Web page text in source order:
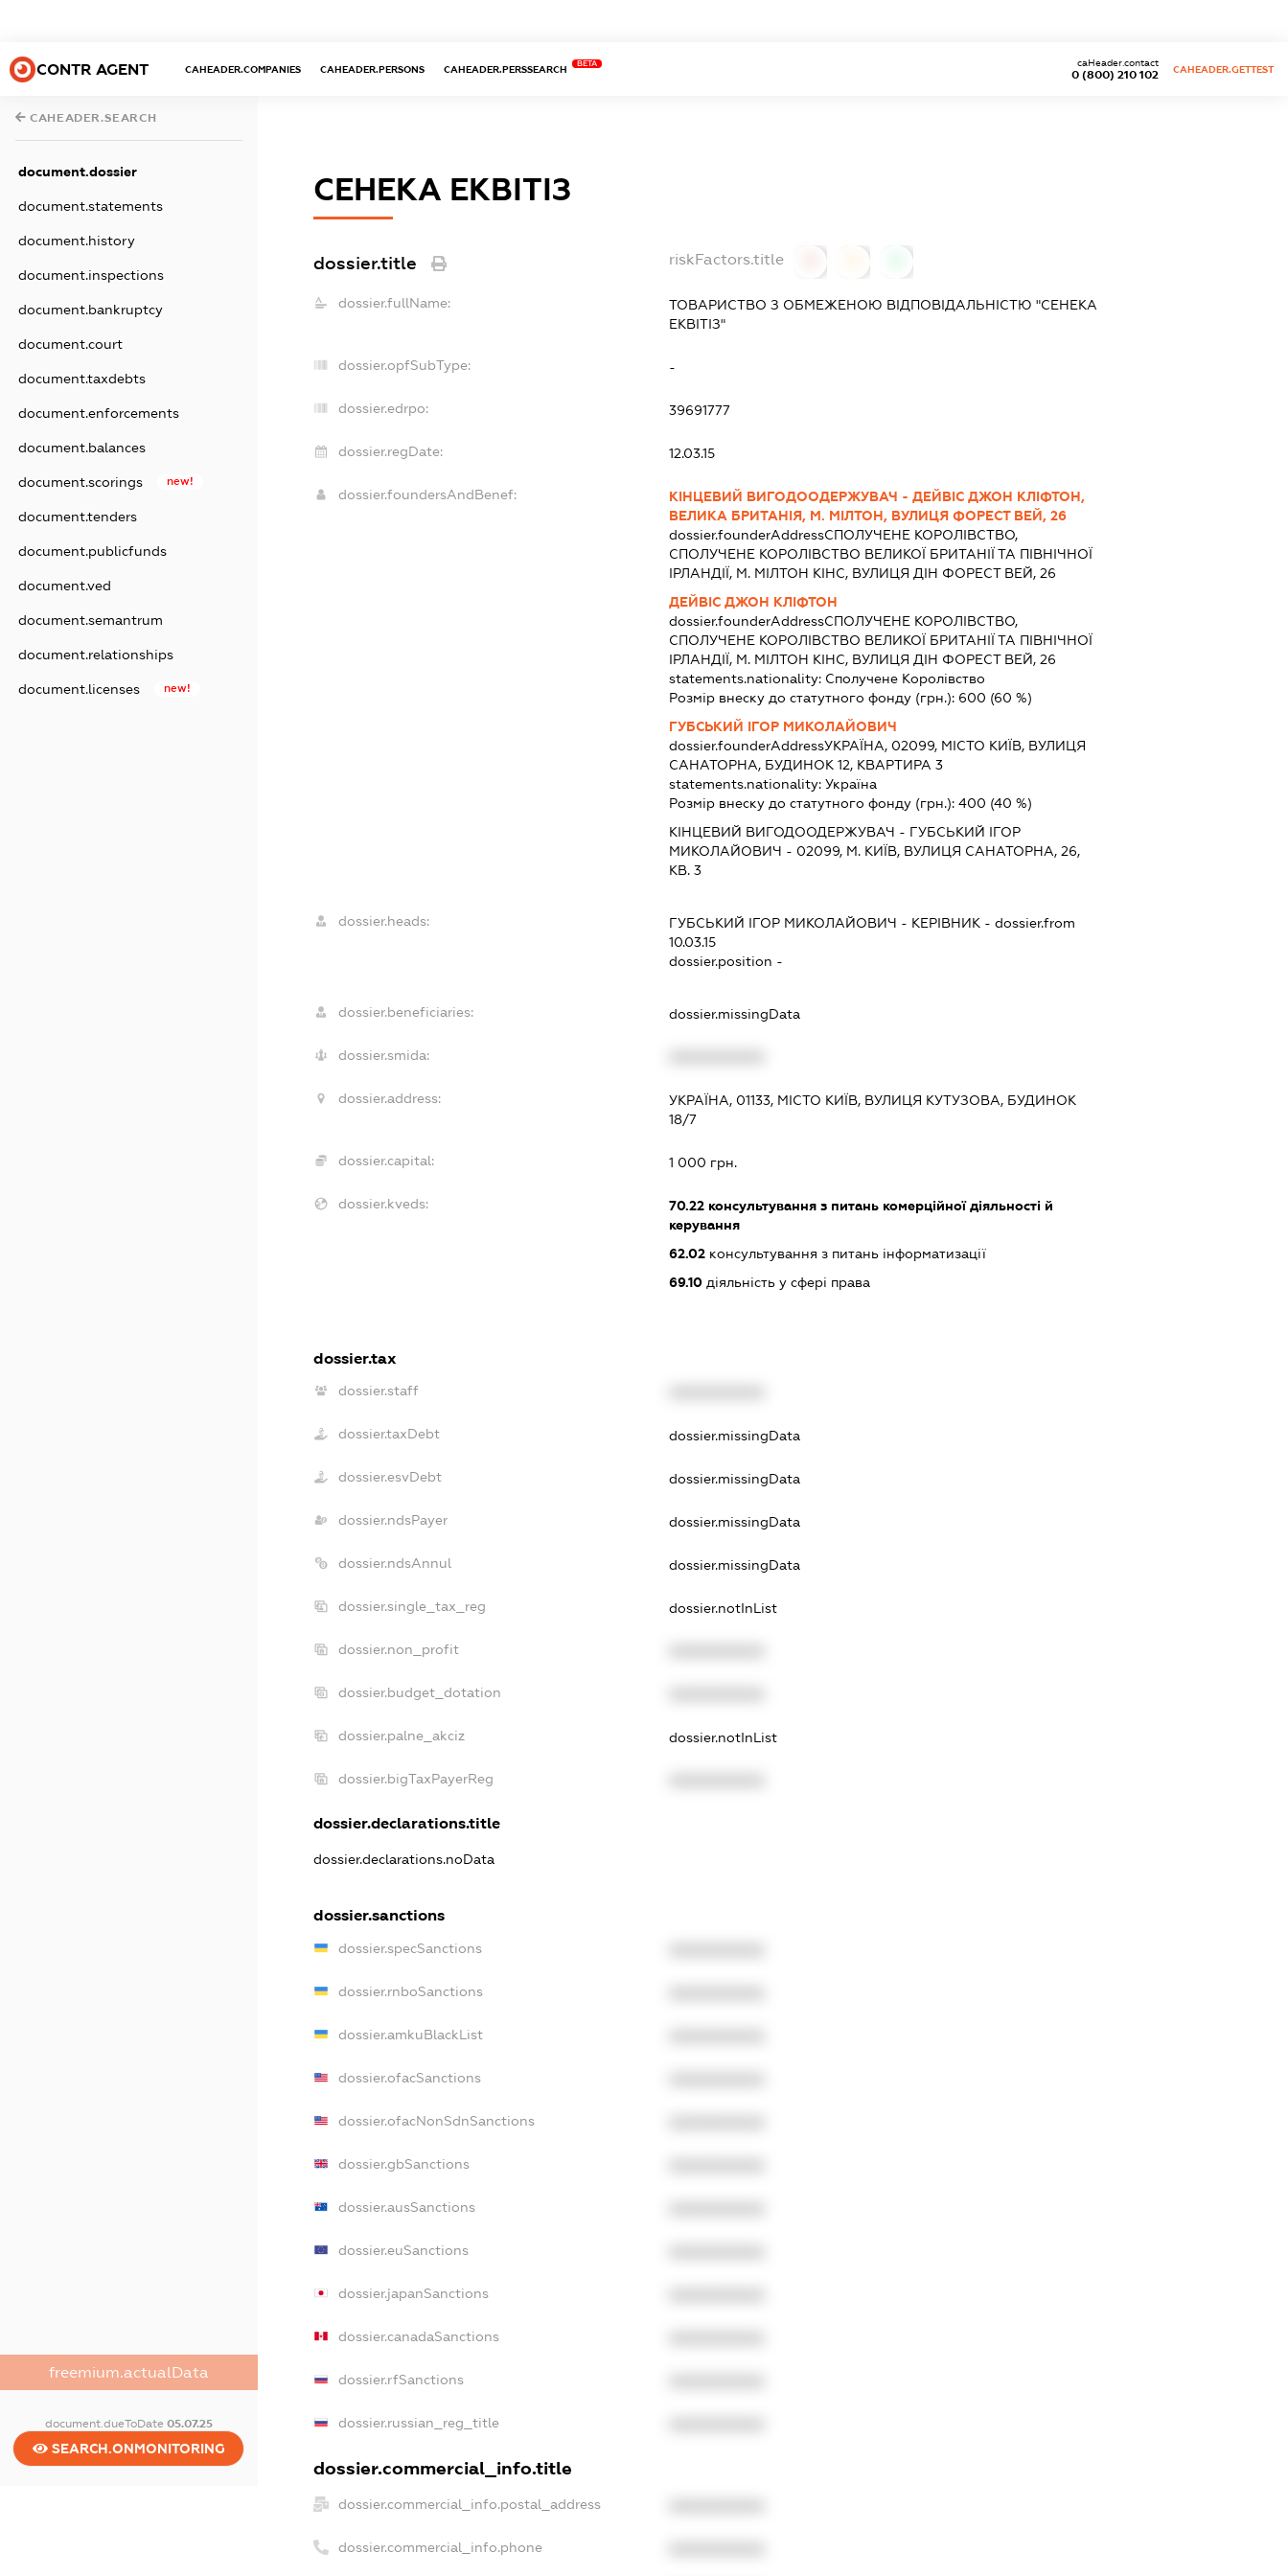
CONTR AGENT CAHEADER.COMPANIES CAHEADER.PERSONS CAHEADER.PERSSEARCH
BETA
0 (800) 210 102
caHeader.contact
CAHEADER.GETTEST
CAHEADER.SEARCH
document.dossier
document.statements
document.history
document.inspections
document.bankruptcy
document.court
document.taxdebts
document.enforcements
document.balances
document.scorings new!
document.tenders
document.publicfunds
document.ved
document.semantrum
document.relationships
document.licenses new!
freemium.actualData
document.dueToDate 05.07.25
SEARCH.ONMONITORING
СЕНЕКА ЕКВІТІЗ
dossier.title riskFactors.title
dossier.fullName:
ТОВАРИСТВО З ОБМЕЖЕНОЮ ВІДПОВІДАЛЬНІСТЮ "СЕНЕКА
ЕКВІТІЗ"
dossier.opfSubType: -
dossier.edrpo: 39691777
dossier.regDate: 12.03.15
dossier.foundersAndBenef:
КІНЦЕВИЙ ВИГОДООДЕРЖУВАЧ - ДЕЙВІС ДЖОН КЛІФТОН,
ВЕЛИКА БРИТАНІЯ, М. МІЛТОН, ВУЛИЦЯ ФОРЕСТ ВЕЙ, 26
dossier.founderAddressСПОЛУЧЕНЕ КОРОЛІВСТВО,
СПОЛУЧЕНЕ КОРОЛІВСТВО ВЕЛИКОЇ БРИТАНІЇ ТА ПІВНІЧНОЇ
ІРЛАНДІЇ, М. МІЛТОН КІНС, ВУЛИЦЯ ДІН ФОРЕСТ ВЕЙ, 26
ДЕЙВІС ДЖОН КЛІФТОН
dossier.founderAddressСПОЛУЧЕНЕ КОРОЛІВСТВО,
СПОЛУЧЕНЕ КОРОЛІВСТВО ВЕЛИКОЇ БРИТАНІЇ ТА ПІВНІЧНОЇ
ІРЛАНДІЇ, М. МІЛТОН КІНС, ВУЛИЦЯ ДІН ФОРЕСТ ВЕЙ, 26
statements.nationality: Сполучене Королівство
Розмір внеску до статутного фонду (грн.): 600 (60 %)
ГУБСЬКИЙ ІГОР МИКОЛАЙОВИЧ
dossier.founderAddressУКРАЇНА, 02099, МІСТО КИЇВ, ВУЛИЦЯ
САНАТОРНА, БУДИНОК 12, КВАРТИРА 3
statements.nationality:Україна
Розмір внеску до статутного фонду (грн.):400 (40 %)
КІНЦЕВИЙ ВИГОДООДЕРЖУВАЧ - ГУБСЬКИЙ ІГОР
МИКОЛАЙОВИЧ - 02099, М. КИЇВ, ВУЛИЦЯ САНАТОРНА, 26,
КВ. 3
dossier.heads: ГУБСЬКИЙ ІГОР МИКОЛАЙОВИЧ - КЕРІВНИК - dossier.from
10.03.15
dossier.position -
dossier.beneficiaries: dossier.missingData
dossier.smida:
dossier.address:
УКРАЇНА, 01133, МІСТО КИЇВ, ВУЛИЦЯ КУТУЗОВА, БУДИНОК
18/7
dossier.capital: 1 000 грн.
dossier.kveds: 70.22 консультування з питань комерційної діяльності й
керування
62.02 консультування з питань інформатизації
69.10 діяльність у сфері права
dossier.tax
dossier.staff
dossier.taxDebt dossier.missingData
dossier.esvDebt dossier.missingData
dossier.ndsPayer dossier.missingData
dossier.ndsAnnul dossier.missingData
dossier.single_tax_reg dossier.notInList
dossier.non_profit
dossier.budget_dotation
dossier.palne_akciz dossier.notInList
dossier.bigTaxPayerReg
dossier.declarations.title
dossier.declarations.noData
dossier.sanctions
dossier.specSanctions
dossier.rnboSanctions
dossier.amkuBlackList
dossier.ofacSanctions
dossier.ofacNonSdnSanctions
dossier.gbSanctions
dossier.ausSanctions
dossier.euSanctions
dossier.japanSanctions
dossier.canadaSanctions
dossier.rfSanctions
dossier.russian_reg_title
dossier.commercial_info.title
dossier.commercial_info.postal_address
dossier.commercial_info.phone